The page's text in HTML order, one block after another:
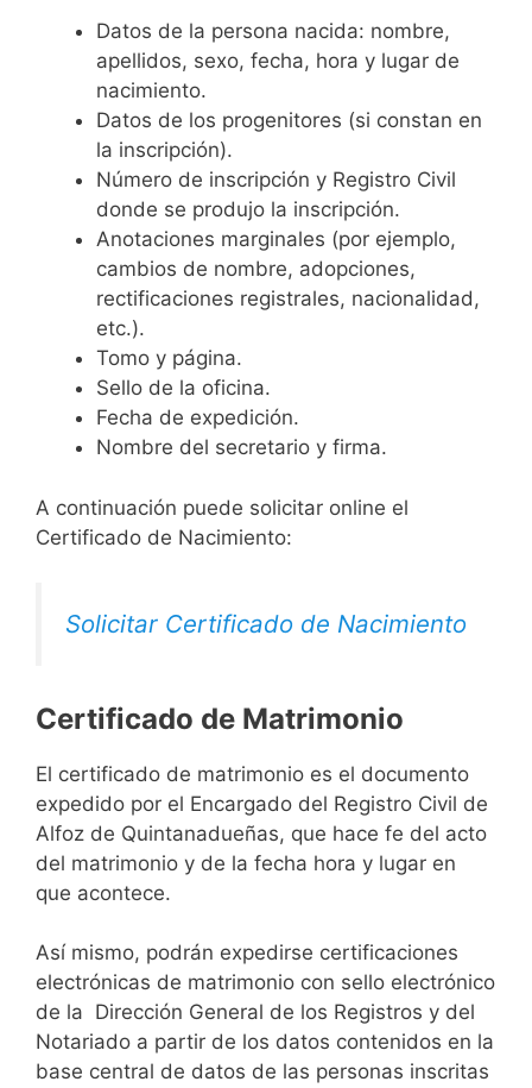
Datos de la persona nacida: nombre,
apellidos, sexo, fecha, hora y lugar de
nacimiento.
Datos de los progenitores (si constan en
la inscripción).
Número de inscripción y Registro Civil
donde se produjo la inscripción.
Anotaciones marginales (por ejemplo,
cambios de nombre, adopciones,
rectificaciones registrales, nacionalidad,
etc.).
Tomo y página.
Sello de la oficina.
Fecha de expedición.
Nombre del secretario y firma.
A continuación puede solicitar online el
Certificado de Nacimiento:
Solicitar Certificado de Nacimiento
Certificado de Matrimonio
El certificado de matrimonio es el documento
expedido por el Encargado del Registro Civil de
Alfoz de Quintanadueñas, que hace fe del acto
del matrimonio y de la fecha hora y lugar en
que acontece.
Así mismo, podrán expedirse certificaciones
electrónicas de matrimonio con sello electrónico
de la Dirección General de los Registros y del
Notariado a partir de los datos contenidos en la
base central de datos de las personas inscritas